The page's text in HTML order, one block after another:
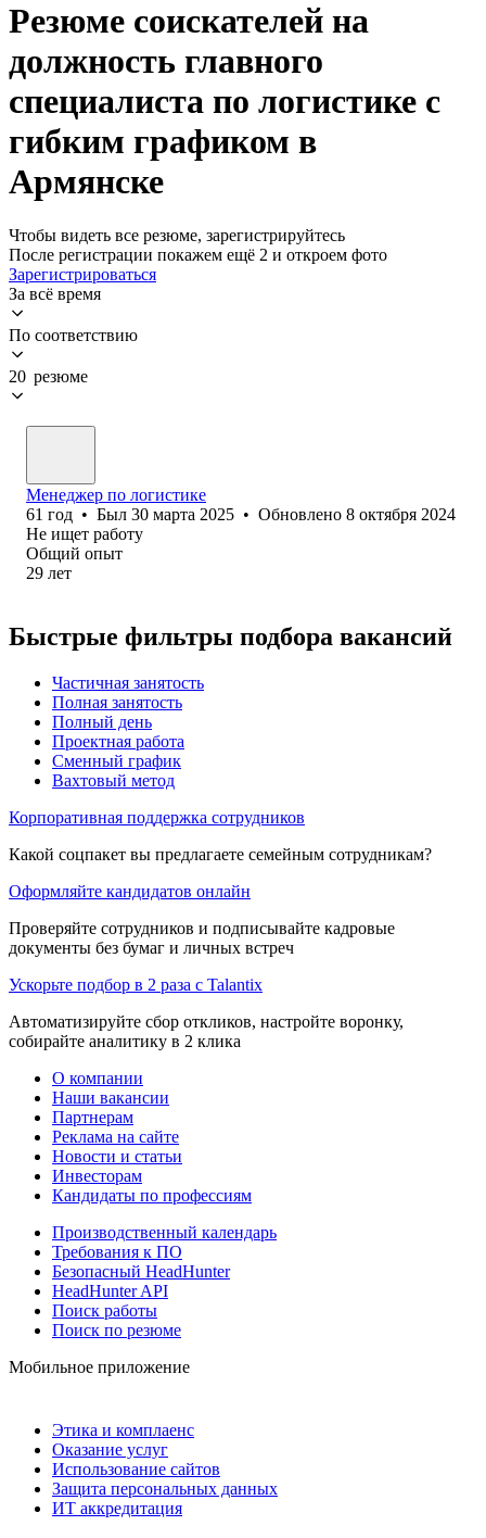
Резюме соискателей на
должность главного
специалиста по логистике с
гибким графиком в
Армянске
Чтобы видеть все резюме, зарегистрируйтесь
После регистрации покажем ещё 2 и откроем фото
Зарегистрироваться
За всё время
По соответствию
20 резюме
Менеджер по логистике
61 год • Был 30 марта 2025 • Обновлено 8 октября 2024
Не ищет работу
Общий опыт
29 лет
Быстрые фильтры подбора вакансий
Частичная занятость
Полная занятость
Полный день
Проектная работа
Сменный график
Вахтовый метод
Корпоративная поддержка сотрудников
Какой соцпакет вы предлагаете семейным сотрудникам?
Оформляйте кандидатов онлайн
Проверяйте сотрудников и подписывайте кадровые
документы без бумаг и личных встреч
Ускорьте подбор в 2 раза с Talantix
Автоматизируйте сбор откликов, настройте воронку,
собирайте аналитику в 2 клика
О компании
Наши вакансии
Партнерам
Реклама на сайте
Новости и статьи
Инвесторам
Кандидаты по профессиям
Производственный календарь
Требования к ПО
Безопасный HeadHunter
HeadHunter API
Поиск работы
Поиск по резюме
Мобильное приложение
Этика и комплаенс
Оказание услуг
Использование сайтов
Защита персональных данных
ИТ аккредитация